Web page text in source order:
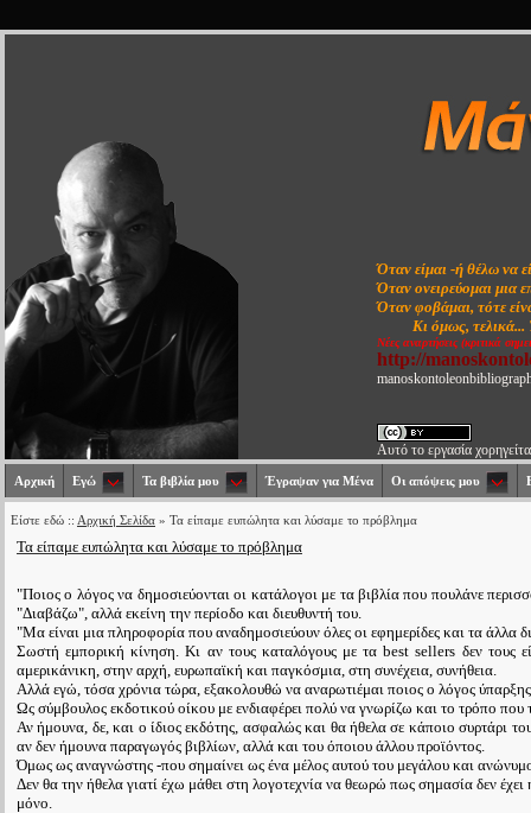
Όταν είμαι -ή θέλω να
Όταν ονειρεύομαι μια
Όταν φοβάμαι, τότε
Κι όμως, τελικά...
Νέες αναρτήσεις (κριτικά
http://
Αυτό το εργασία
Αρχική Εγώ Τα βιβλία μου Έγραψαν για Μένα Οι απόψεις μου
Είστε εδώ :: Αρχική Σελίδα » Τα είπαμε ευπώλητα και λύσαμε το πρόβλημα
Τα είπαμε ευπώλητα και λύσαμε το πρόβλημα
"Ποιος ο λόγος να δημοσιεύονται οι κατάλογοι με τα βιβλία που πουλάνε
"Διαβάζω", αλλά εκείνη την περίοδο και διευθυντή του.
"Μα είναι μια πληροφορία που αναδημοσιεύουν όλες οι εφημερίδες και τα άλλα
Σωστή εμπορική κίνηση. Κι αν τους καταλόγους με τα best sellers δεν τους
αμερικάνικη, στην αρχή, ευρωπαϊκή και παγκόσμια, στη συνέχεια, συνήθεια.
Αλλά εγώ, τόσα χρόνια τώρα, εξακολουθώ να αναρωτιέμαι ποιος ο λόγος
Ως σύμβουλος εκδοτικού οίκου με ενδιαφέρει πολύ να γνωρίζω και το τρόπο που
Αν ήμουνα, δε, και ο ίδιος εκδότης, ασφαλώς και θα ήθελα σε κάποιο συρτάρι
αν δεν ήμουνα παραγωγός βιβλίων, αλλά και του όποιου άλλου προϊόντος.
Όμως ως αναγνώστης -που σημαίνει ως ένα μέλος αυτού του μεγάλου και
Δεν θα την ήθελα γιατί έχω μάθει στη λογοτεχνία να θεωρώ πως σημασία δεν
μόνο.